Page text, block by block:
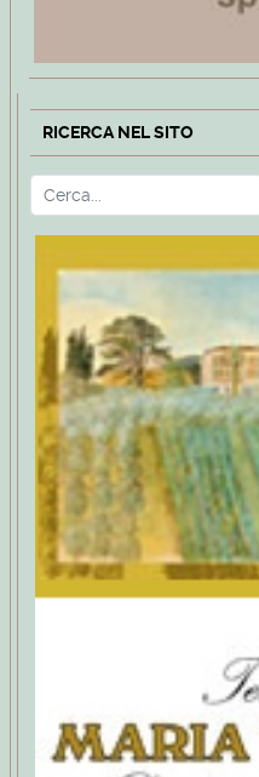
RICERCA NEL SITO
Cerca